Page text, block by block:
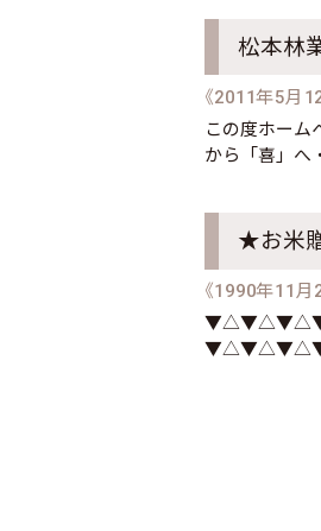
松本林
《2011年5月
この度ホーム
から「喜」へ
★お米
《1990年11月